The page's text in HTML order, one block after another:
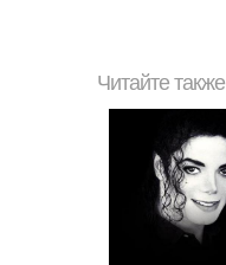
Читайте также